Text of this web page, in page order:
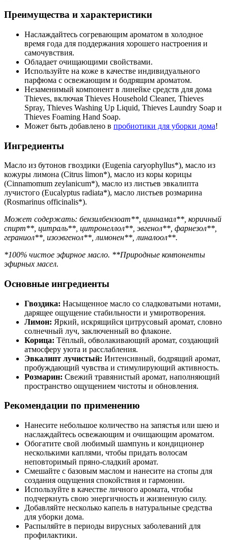
Преимущества и характеристики
Наслаждайтесь согревающим ароматом в холодное
время года для поддержания хорошего настроения и
самочувствия.
Обладает очищающими свойствами.
Используйте на коже в качестве индивидуального
парфюма с освежающим и бодрящим ароматом.
Незаменимый компонент в линейке средств для дома
Thieves, включая Thieves Household Cleaner, Thieves
Spray, Thieves Washing Up Liquid, Thieves Laundry Soap и
Thieves Foaming Hand Soap.
Может быть добавлено в пробиотики для уборки дома!
Ингредиенты
Масло из бутонов гвоздики (Eugenia caryophyllus*), масло из
кожуры лимона (Citrus limon*), масло из коры корицы
(Cinnamomum zeylanicum*), масло из листьев эвкалипта
лучистого (Eucalyptus radiata*), масло листьев розмарина
(Rosmarinus officinalis*).
Может содержать: бензилбензоат**, циннамал**, коричный
спирт**, цитраль**, цитронеллол**, эвгенол**, фарнезол**,
гераниол**, изоэвгенол**, лимонен**, линалоол**.
*100% чистое эфирное масло. **Природные компоненты
эфирных масел.
Основные ингредиенты
Гвоздика: Насыщенное масло со сладковатыми нотами,
дарящее ощущение стабильности и умиротворения.
Лимон: Яркий, искрящийся цитрусовый аромат, словно
солнечный луч, заключенный во флаконе.
Корица: Тёплый, обволакивающий аромат, создающий
атмосферу уюта и расслабления.
Эвкалипт лучистый: Интенсивный, бодрящий аромат,
пробуждающий чувства и стимулирующий активность.
Розмарин: Свежий травянистый аромат, наполняющий
пространство ощущением чистоты и обновления.
Рекомендации по применению
Нанесите небольшое количество на запястья или шею и
наслаждайтесь освежающим и очищающим ароматом.
Обогатите свой любимый шампунь и кондиционер
несколькими каплями, чтобы придать волосам
неповторимый пряно-сладкий аромат.
Смешайте с базовым маслом и нанесите на стопы для
создания ощущения спокойствия и гармонии.
Используйте в качестве личного аромата, чтобы
подчеркнуть свою энергичность и жизненную силу.
Добавляйте несколько капель в натуральные средства
для уборки дома.
Распыляйте в периоды вирусных заболеваний для
профилактики.